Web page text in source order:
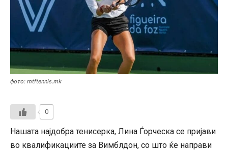
фото: mtftennis.mk
0
Нашата најдобра тенисерка, Лина Ѓорческа се пријави
во квалификациите за Вимблдон, со што ќе направи